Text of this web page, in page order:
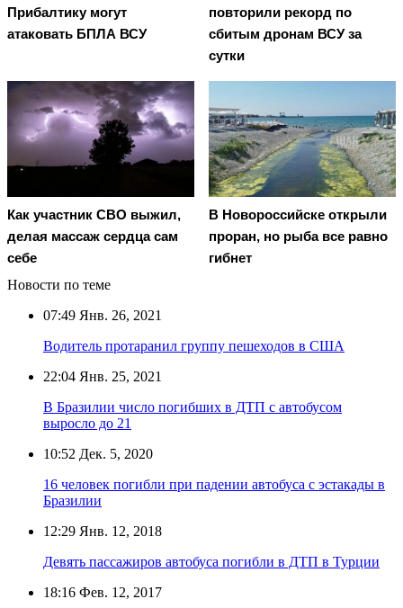
Прибалтику могут
атаковать БПЛА ВСУ
повторили рекорд по
сбитым дронам ВСУ за
сутки
Как участник СВО выжил,
делая массаж сердца сам
себе
В Новороссийске открыли
проран, но рыба все равно
гибнет
Новости по теме
07:49 Янв. 26, 2021
Водитель протаранил группу пешеходов в США
22:04 Янв. 25, 2021
В Бразилии число погибших в ДТП с автобусом
выросло до 21
10:52 Дек. 5, 2020
16 человек погибли при падении автобуса с эстакады в
Бразилии
12:29 Янв. 12, 2018
Девять пассажиров автобуса погибли в ДТП в Турции
18:16 Фев. 12, 2017